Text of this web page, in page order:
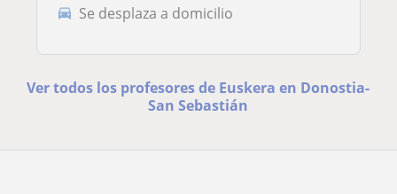
Se desplaza a domicilio
Ver todos los profesores de Euskera en Donostia-
San Sebastián